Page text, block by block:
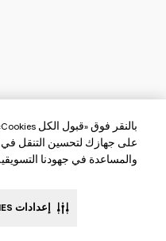
على جهازك لتحسين التنقل في
والمساعدة في جهودنا
إعدادات COOKIES